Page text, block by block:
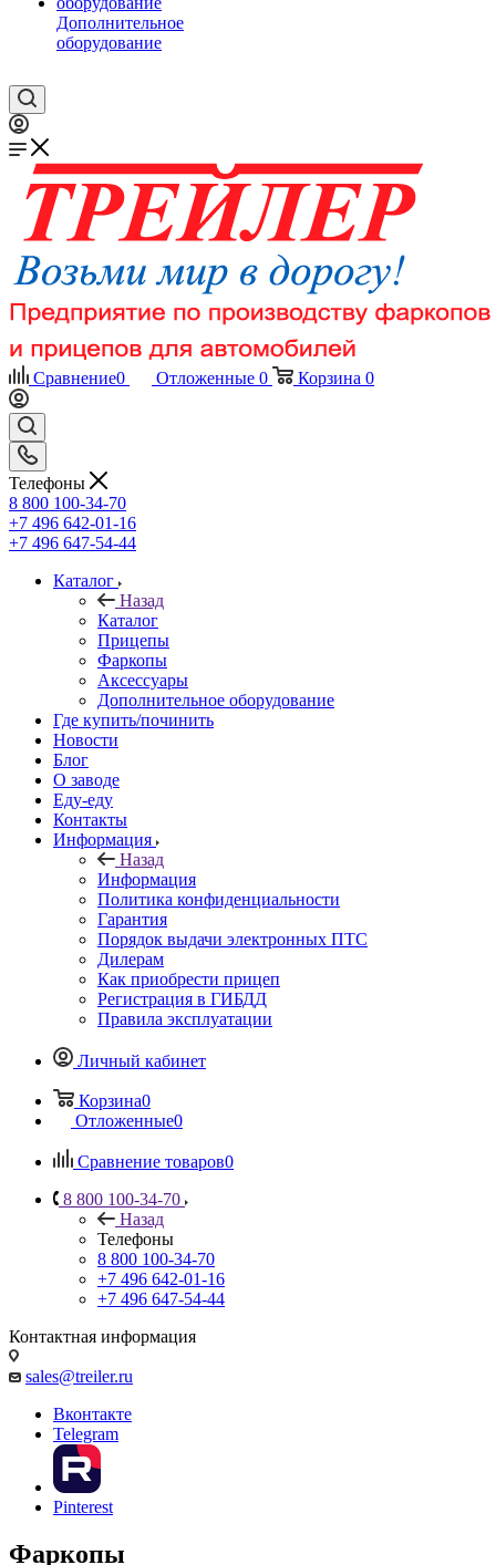
Дополнительное
оборудование
Сравнение0 Отложенные 0 Корзина 0
Телефоны
8 800 100-34-70
+7 496 642-01-16
+7 496 647-54-44
Каталог
Назад
Каталог
Прицепы
Фаркопы
Аксессуары
Дополнительное оборудование
Где купить/починить
Новости
Блог
О заводе
Еду-еду
Контакты
Информация
Назад
Информация
Политика конфиденциальности
Гарантия
Порядок выдачи электронных ПТС
Дилерам
Как приобрести прицеп
Регистрация в ГИБДД
Правила эксплуатации
Личный кабинет
Корзина0
Отложенные0
Сравнение товаров0
8 800 100-34-70
Назад
Телефоны
8 800 100-34-70
+7 496 642-01-16
+7 496 647-54-44
Контактная информация
sales@treiler.ru
Вконтакте
Telegram
Pinterest
Фаркопы